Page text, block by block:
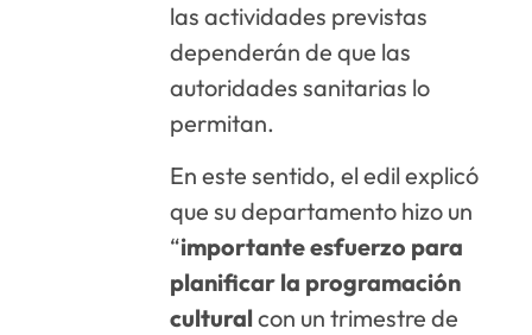
las actividades previstas
dependerán de que las
autoridades sanitarias lo
permitan.
En este sentido, el edil explicó
que su departamento hizo un
“importante esfuerzo para
planificar la programación
culturalcon un trimestre de